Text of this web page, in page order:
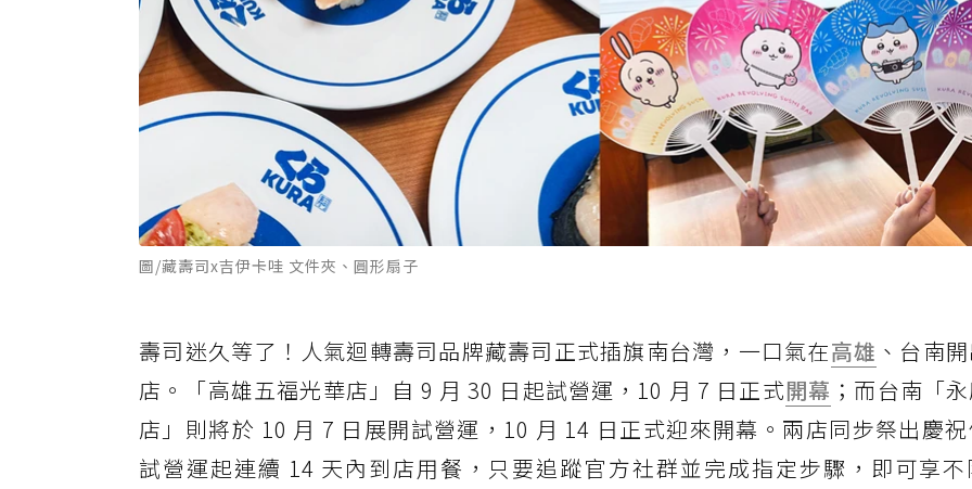
圖/藏壽司x吉伊卡哇 文件夾、圓形扇子
壽司迷久等了！人氣迴轉壽司品牌藏壽司正式插旗南台灣，一口氣在高雄 、台南
店。「高雄五福光華店」自 9 月 30 日起試營運，10 月 7 日正式開幕 ；而台南「
店」則將於 10 月 7 日展開試營運，10 月 14 日正式迎來開幕。兩店同步祭出慶
試營運起連續 14 天內到店用餐，只要追蹤官方社群並完成指定步驟，即可享